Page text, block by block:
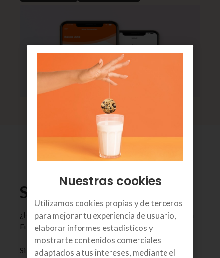
Sigue tu pedido
¿Has comprado un smartphone u otro dispositivo en
Euskaltel?
Si quieres saber cuando te va a llegar, en nuestra app
Nuestras cookies
Utilizamos cookies propias y de terceros
para mejorar tu experiencia de usuario,
elaborar informes estadísticos y
mostrarte contenidos comerciales
adaptados a tus intereses, mediante el